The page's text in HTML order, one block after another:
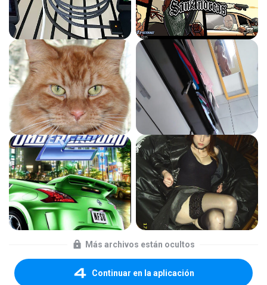
Más archivos están ocultos
Continuar en la aplicación